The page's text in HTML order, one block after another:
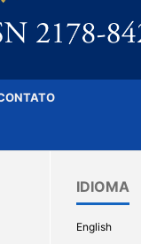
IDIOMA
English